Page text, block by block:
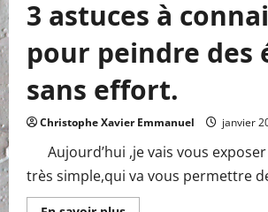
3 astuces à
pour peindre des
sans effort.
Christophe Xavier Emmanuel janvier
Aujourd’hui ,je vais vous
très simple,qui va vous permettre